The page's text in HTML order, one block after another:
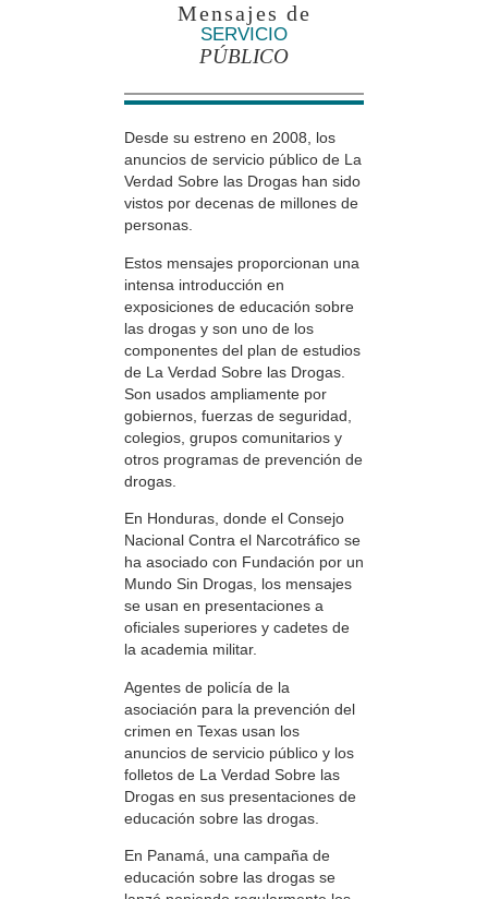
Mensajes de
SERVICIO
PÚBLICO
Desde su estreno en 2008, los
anuncios de servicio público de La
Verdad Sobre las Drogas han sido
vistos por decenas de millones de
personas.
Estos mensajes proporcionan una
intensa introducción en
exposiciones de educación sobre
las drogas y son uno de los
componentes del plan de estudios
de La Verdad Sobre las Drogas.
Son usados ampliamente por
gobiernos, fuerzas de seguridad,
colegios, grupos comunitarios y
otros programas de prevención de
drogas.
En Honduras, donde el Consejo
Nacional Contra el Narcotráfico se
ha asociado con Fundación por un
Mundo Sin Drogas, los mensajes
se usan en presentaciones a
oficiales superiores y cadetes de
la academia militar.
Agentes de policía de la
asociación para la prevención del
crimen en Texas usan los
anuncios de servicio público y los
folletos de La Verdad Sobre las
Drogas en sus presentaciones de
educación sobre las drogas.
En Panamá, una campaña de
educación sobre las drogas se